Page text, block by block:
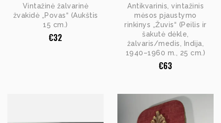
Vintažinė žalvarinė
žvakidė „Povas“ (Aukštis
15 cm.)
€32
Antikvarinis, vintažinis
mėsos pjaustymo
rinkinys „Žuvis“ (Peilis ir
šakutė dėkle,
žalvaris/medis, Indija,
1940–1960 m., 25 cm.)
€63